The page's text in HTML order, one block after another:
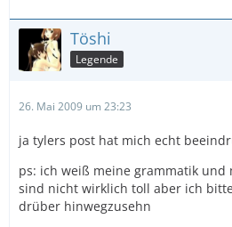
Töshi
Legende
26. Mai 2009 um 23:23
ja tylers post hat mich echt
ps: ich weiß meine grammatik
sind nicht wirklich toll aber ich
drüber hinwegzusehn